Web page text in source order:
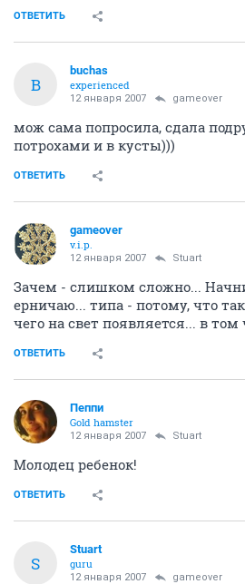
ОТВЕТИТЬ
B
buchas
experienced
12 января 2007 gameover
мож сама попросила, сдала
потрохами и в кусты)))
ОТВЕТИТЬ
gameover
v.i.p.
12 января 2007 Stuart
Зачем - слишком сложно...
ерничаю... типа - потому, что
чего на свет появляется... в
ОТВЕТИТЬ
Пеппи
Gold hamster
12 января 2007 Stuart
Молодец ребенок!
ОТВЕТИТЬ
S
Stuart
guru
12 января 2007 gameover